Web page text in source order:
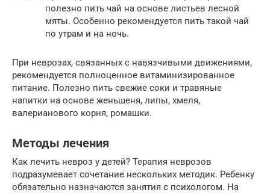
полезно пить чай на основе листьев лесной
мяты. Особенно рекомендуется пить такой чай
по утрам и на ночь.
При неврозах, связанных с навязчивыми движениями,
рекомендуется полноценное витаминизированное
питание. Полезно пить свежие соки и травяные
напитки на основе женьшеня, липы, хмеля,
валерианового корня, ромашки.
Методы лечения
Как лечить невроз у детей? Терапия неврозов
подразумевает сочетание нескольких методик. Ребенку
обязательно назначаются занятия с психологом. На